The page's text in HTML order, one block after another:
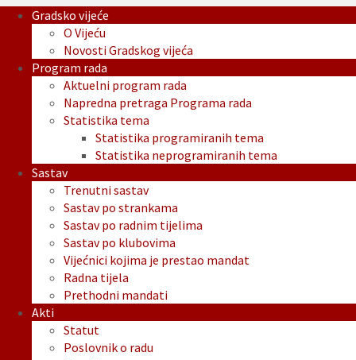
Gradsko vijeće
O Vijeću
Novosti Gradskog vijeća
Program rada
Aktuelni program rada
Napredna pretraga Programa rada
Statistika tema
Statistika programiranih tema
Statistika neprogramiranih tema
Sastav
Trenutni sastav
Sastav po strankama
Sastav po radnim tijelima
Sastav po klubovima
Vijećnici kojima je prestao mandat
Radna tijela
Prethodni mandati
Akti
Statut
Poslovnik o radu